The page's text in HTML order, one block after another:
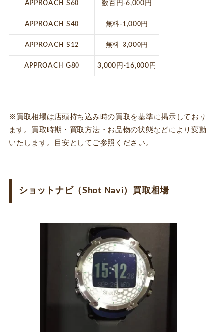
APPROACH S60 数百円-6,000円
APPROACH S40 無料-1,000円
APPROACH S12 無料-3,000円
APPROACH G80 3,000円-16,000円
※買取相場は店頭持ち込み時の買取を基準に掲示しており
ます。買取時期・買取方法・お品物の状態などにより変動
いたします。目安としてご参照ください。
ショットナビ（Shot Navi）買取相場